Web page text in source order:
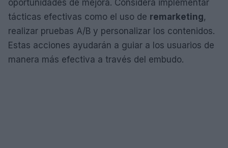
oportunidades de mejora. Considera implementar
tácticas efectivas como el uso de remarketing,
realizar pruebas A/B y personalizar los contenidos.
Estas acciones ayudarán a guiar a los usuarios de
manera más efectiva a través del embudo.